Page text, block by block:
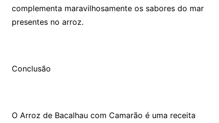
complementa maravilhosamente os sabores do mar
presentes no arroz.
Conclusão
O Arroz de Bacalhau com Camarão é uma receita